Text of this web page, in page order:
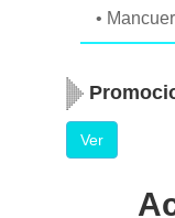
55 5972
•
Ver